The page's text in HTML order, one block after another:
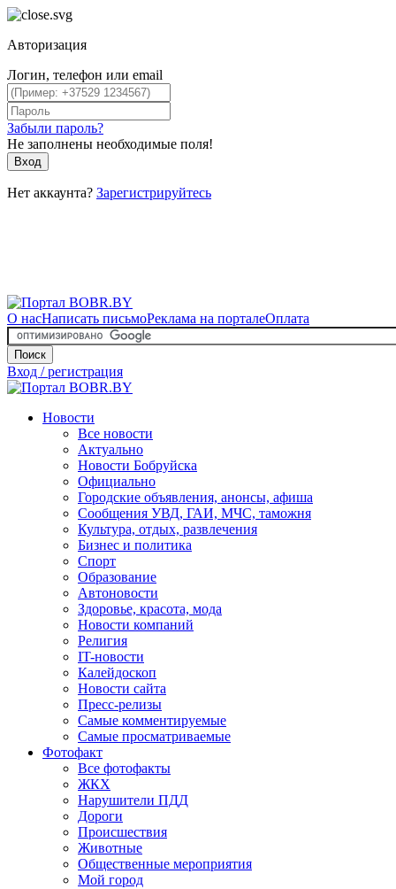
Авторизация
Логин, телефон или email
Забыли пароль?
Не заполнены необходимые поля!
Вход
Нет аккаунта? Зарегистрируйтесь
О насНаписать письмоРеклама на порталеОплата
Поиск
Вход / регистрация
Новости
Все новости
Актуально
Новости Бобруйска
Официально
Городские объявления, анонсы, афиша
Сообщения УВД, ГАИ, МЧС, таможня
Культура, отдых, развлечения
Бизнес и политика
Спорт
Образование
Автоновости
Здоровье, красота, мода
Новости компаний
Религия
IT-новости
Калейдоскоп
Новости сайта
Пресс-релизы
Самые комментируемые
Самые просматриваемые
Фотофакт
Все фотофакты
ЖКХ
Нарушители ПДД
Дороги
Происшествия
Животные
Общественные мероприятия
Мой город